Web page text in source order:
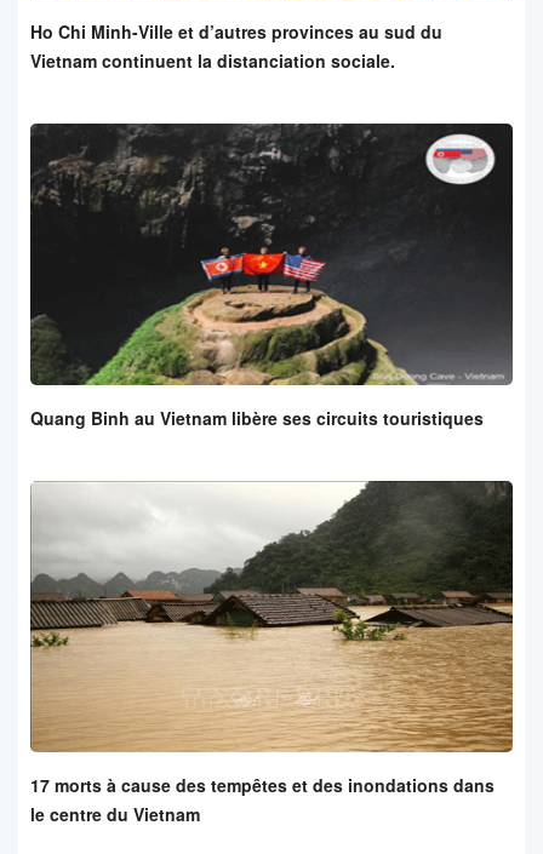
Ho Chi Minh-Ville et d’autres provinces au sud du
Vietnam continuent la distanciation sociale.
Quang Binh au Vietnam libère ses circuits touristiques
17 morts à cause des tempêtes et des inondations dans
le centre du Vietnam